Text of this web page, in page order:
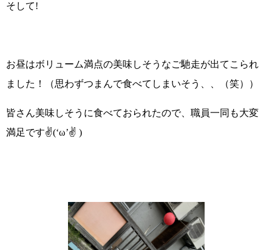
そして!
お昼はボリューム満点の美味しそうなご馳走が出てこられ
ました！（思わずつまんで食べてしまいそう、、（笑））
皆さん美味しそうに食べておられたので、職員一同も大変
満足です✌(‘ω’✌ )